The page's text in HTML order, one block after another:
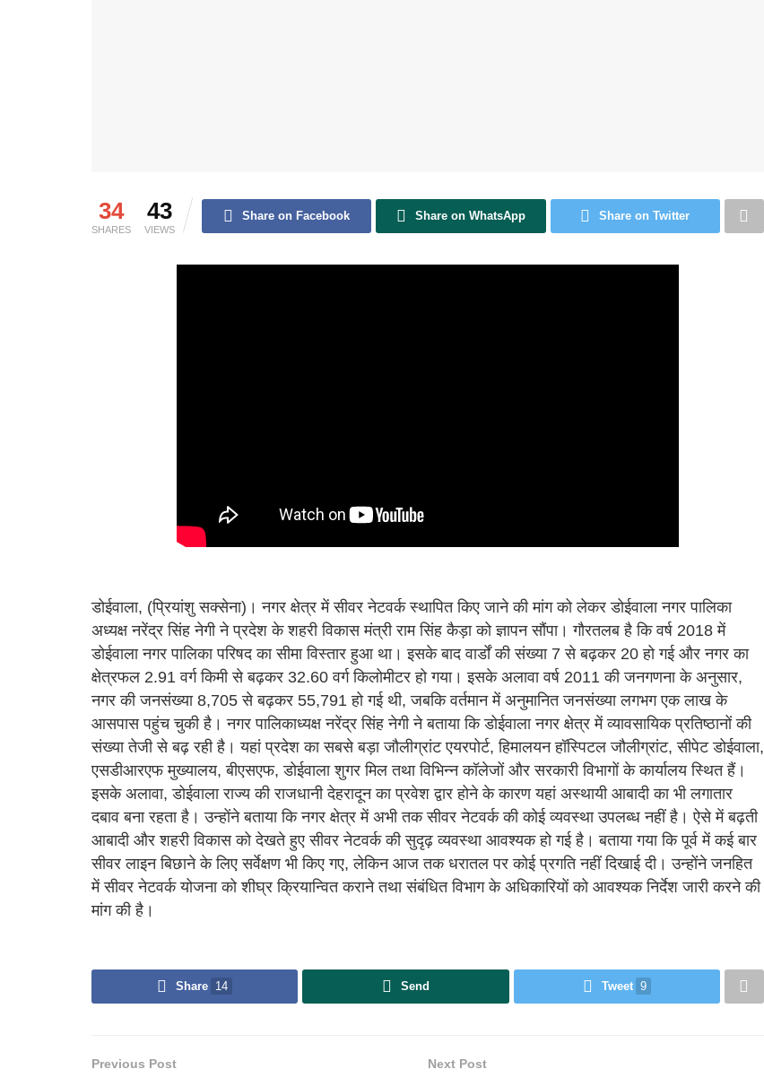
34
SHARES
43
VIEWS
Share on Facebook Share on WhatsApp Share on Twitter
डोईवाला, (प्रियांशु सक्सेना)। नगर क्षेत्र में सीवर नेटवर्क स्थापित किए जाने की मांग को लेकर डोईवाला नगर पालिका
अध्यक्ष नरेंद्र सिंह नेगी ने प्रदेश के शहरी विकास मंत्री राम सिंह कैड़ा को ज्ञापन सौंपा। गौरतलब है कि वर्ष 2018 में
डोईवाला नगर पालिका परिषद का सीमा विस्तार हुआ था। इसके बाद वार्डों की संख्या 7 से बढ़कर 20 हो गई और नगर का
क्षेत्रफल 2.91 वर्ग किमी से बढ़कर 32.60 वर्ग किलोमीटर हो गया। इसके अलावा वर्ष 2011 की जनगणना के अनुसार,
नगर की जनसंख्या 8,705 से बढ़कर 55,791 हो गई थी, जबकि वर्तमान में अनुमानित जनसंख्या लगभग एक लाख के
आसपास पहुंच चुकी है। नगर पालिकाध्यक्ष नरेंद्र सिंह नेगी ने बताया कि डोईवाला नगर क्षेत्र में व्यावसायिक प्रतिष्ठानों की
संख्या तेजी से बढ़ रही है। यहां प्रदेश का सबसे बड़ा जौलीग्रांट एयरपोर्ट, हिमालयन हॉस्पिटल जौलीग्रांट, सीपेट डोईवाला,
एसडीआरएफ मुख्यालय, बीएसएफ, डोईवाला शुगर मिल तथा विभिन्न कॉलेजों और सरकारी विभागों के कार्यालय स्थित हैं।
इसके अलावा, डोईवाला राज्य की राजधानी देहरादून का प्रवेश द्वार होने के कारण यहां अस्थायी आबादी का भी लगातार
दबाव बना रहता है। उन्होंने बताया कि नगर क्षेत्र में अभी तक सीवर नेटवर्क की कोई व्यवस्था उपलब्ध नहीं है। ऐसे में बढ़ती
आबादी और शहरी विकास को देखते हुए सीवर नेटवर्क की सुदृढ़ व्यवस्था आवश्यक हो गई है। बताया गया कि पूर्व में कई बार
सीवर लाइन बिछाने के लिए सर्वेक्षण भी किए गए, लेकिन आज तक धरातल पर कोई प्रगति नहीं दिखाई दी। उन्होंने जनहित
में सीवर नेटवर्क योजना को शीघ्र क्रियान्वित कराने तथा संबंधित विभाग के अधिकारियों को आवश्यक निर्देश जारी करने की
मांग की है।
Share 14 Send Tweet 9
Previous Post Next Post